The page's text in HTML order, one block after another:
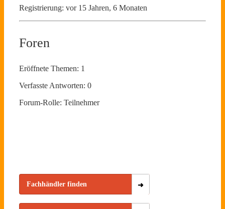
Registrierung: vor 15 Jahren, 6 Monaten
Foren
Eröffnete Themen: 1
Verfasste Antworten: 0
Forum-Rolle: Teilnehmer
Fachhändler finden